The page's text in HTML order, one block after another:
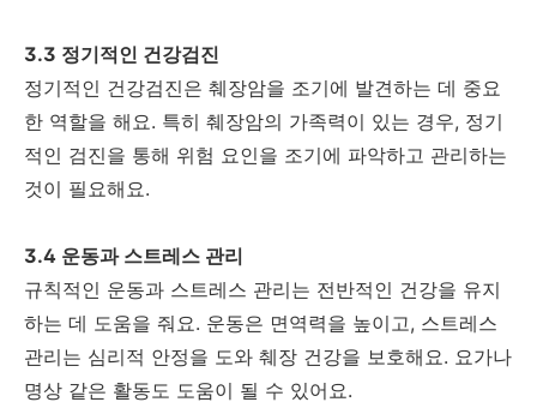
3.3 정기적인 건강검진
정기적인 건강검진은 췌장암을 조기에 발견하는 데 중요
한 역할을 해요. 특히 췌장암의 가족력이 있는 경우, 정기
적인 검진을 통해 위험 요인을 조기에 파악하고 관리하는
것이 필요해요.
3.4 운동과 스트레스 관리
규칙적인 운동과 스트레스 관리는 전반적인 건강을 유지
하는 데 도움을 줘요. 운동은 면역력을 높이고, 스트레스
관리는 심리적 안정을 도와 췌장 건강을 보호해요. 요가나
명상 같은 활동도 도움이 될 수 있어요.